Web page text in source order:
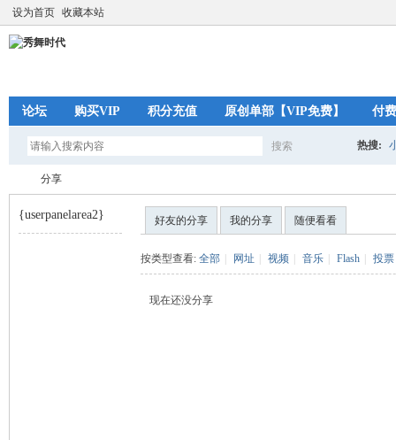
设为首页 收藏本站
论坛 购买VIP 积分充值 原创单部【VIP免费】 付
搜索 热搜:
分享
{userpanelarea2} 好友的分享 我的分享 随便看看
按类型查看: 全部 网址 视频 音乐 Flash 投票
现在还没分享